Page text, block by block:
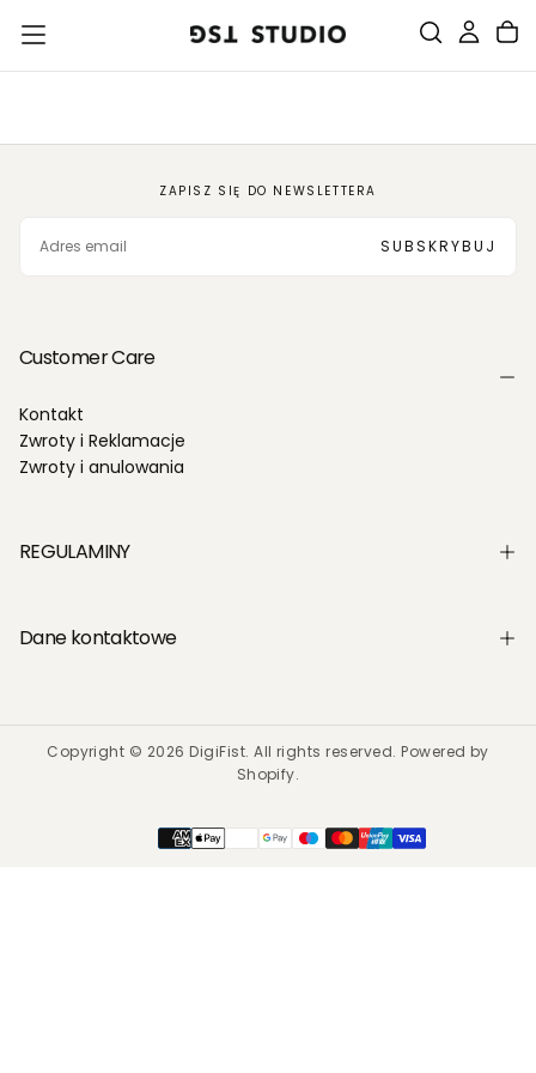
PRZEJDŹ
DO
TREŚCI
ZAPISZ SIĘ DO NEWSLETTERA
SUBSKRYBUJ
Customer Care
Kontakt
Zwroty i Reklamacje
Zwroty i anulowania
REGULAMINY
Dane kontaktowe
Copyright © 2026 DigiFist. All rights reserved. Powered by
Shopify.
Metody